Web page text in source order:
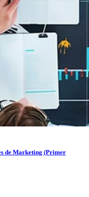
de Marketing (Primer